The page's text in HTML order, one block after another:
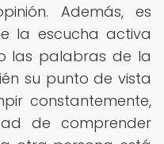
Además, es
la escucha activa
las palabras de la
su punto de vista
constantemente,
de comprender